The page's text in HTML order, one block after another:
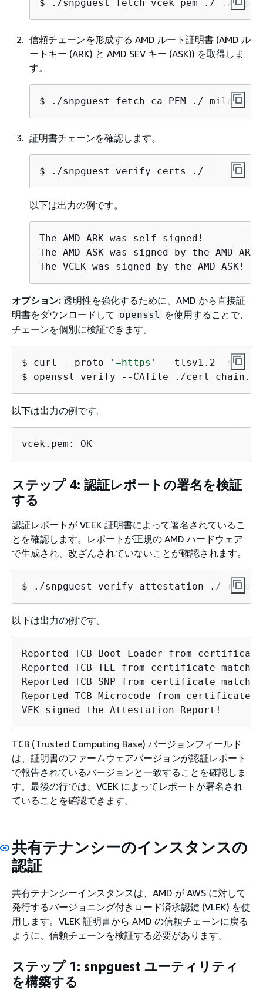
$ ./snpguest fetch vcek pem ./ ./
信頼チェーンを形成する AMD ルート証明書 (AMD ル
ートキー (ARK) と AMD SEV キー (ASK)) を取得しま
す。
$ ./snpguest fetch ca PEM ./ milan --
証明書チェーンを確認します。
$ ./snpguest verify certs ./
以下は出力の例です。
The AMD ARK was self-signed!
The AMD ASK was signed by the AMD ARK!
The VCEK was signed by the AMD ASK!
オプション: 透明性を強化するために、AMD から直接証
明書をダウンロードして openssl
を使用することで、
チェーンを個別に検証できます。
$ curl --proto
'=https'
$ openssl verify --CAfile ./
以下は出力の例です。
vcek.pem: OK
ステップ 4: 認証レポートの署名を検証
する
認証レポートが VCEK 証明書によって署名されているこ
とを確認します。レポートが正規の AMD ハードウェア
で生成され、改ざんされていないことが確認されます。
$ ./snpguest verify attestation ./
以下は出力の例です。
Reported TCB Boot Loader from
Reported TCB TEE from certificate
Reported TCB SNP from certificate
Reported TCB Microcode from
VEK signed the Attestation Report!
TCB (Trusted Computing Base) バージョンフィールド
は、証明書のファームウェアバージョンが認証レポート
で報告されているバージョンと一致することを確認しま
す。最後の行では、VCEK によってレポートが署名され
ていることを確認できます。
共有テナンシーのインスタンスの
認証
共有テナンシーインスタンスは、AMD が AWS に対して
発行するバージョニング付きロード済承認鍵 (VLEK) を使
用します。VLEK 証明書から AMD の信頼チェーンに戻る
ように、信頼チェーンを検証する必要があります。
ステップ 1: snpguest ユーティリティ
を構築する